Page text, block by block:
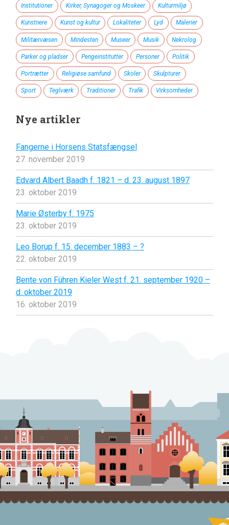
Institutioner Kirker, Synagoger og Moskeer Kulturmiljø
Kunstnere Kunst og kultur Lokaliteter Lyd Malerier
Militærvæsen Mindesten Museer Musik Nekrolog
Parker og pladser Pengeinstitutter Personer Politik
Portrætter Religiøse samfund Skoler Skulpturer
Sport Teglværk Traditioner Trafik Virksomheder
Nye artikler
Fangerne i Horsens Statsfængsel
27. november 2019
Edvard Albert Baadh f. 1821 – d. 23. august 1897
23. oktober 2019
Marie Østerby f. 1975
23. oktober 2019
Leo Borup f. 15. december 1883 – ?
22. oktober 2019
Bente von Führen Kieler West f. 21. september 1920 –
d. oktober 2019
16. oktober 2019